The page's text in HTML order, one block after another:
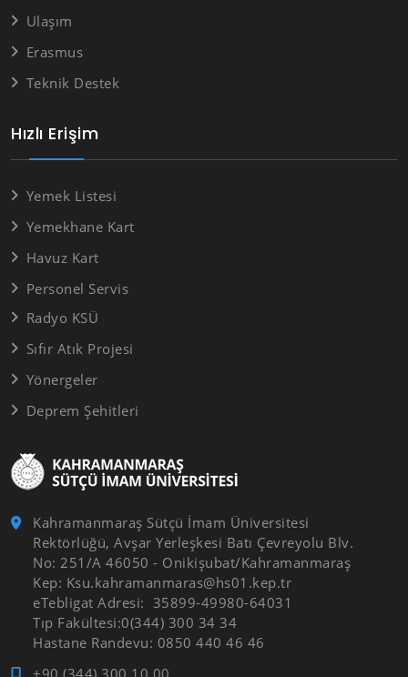
Kahramanmaraş Sütçü İmam Üniversitesi
Rektörlüğü, Avşar Yerleşkesi Batı Çevreyolu Blv.
No: 251/A 46050 - Onikişubat/Kahramanmaraş
Kep: Ksu.kahramanmaras@hs01.kep.tr
eTebligat Adresi: 35899-49980-64031
Tıp Fakültesi:0(344) 300 34 34
Hastane Randevu: 0850 440 46 46
Hızlı Erişim
Yemek Listesi
Yemekhane Kart
Havuz Kart
Personel Servis
Radyo KSÜ
Sıfır Atık Projesi
Yönergeler
Deprem Şehitleri
Ulaşım
Erasmus
Teknik Destek